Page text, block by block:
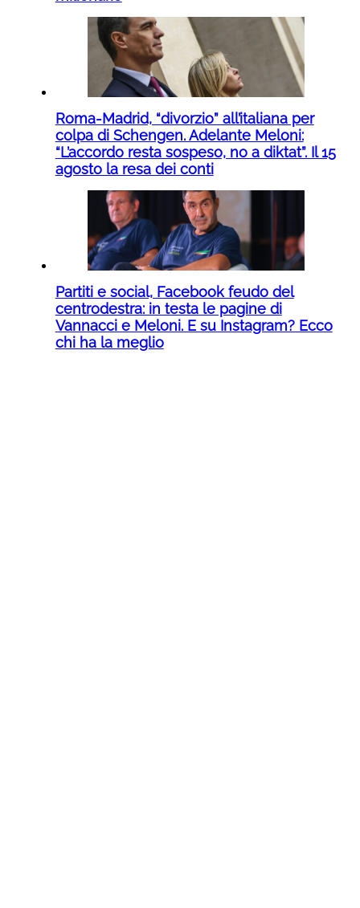
Roma-Madrid, “divorzio” all’italiana per
colpa di Schengen. Adelante Meloni:
“L’accordo resta sospeso, no a diktat”. Il 15
agosto la resa dei conti
Partiti e social, Facebook feudo del
centrodestra: in testa le pagine di
Vannacci e Meloni. E su Instagram? Ecco
chi ha la meglio